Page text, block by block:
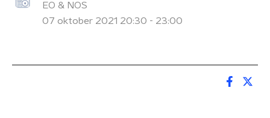
EO & NOS
07 oktober 2021 20:30 - 23:00